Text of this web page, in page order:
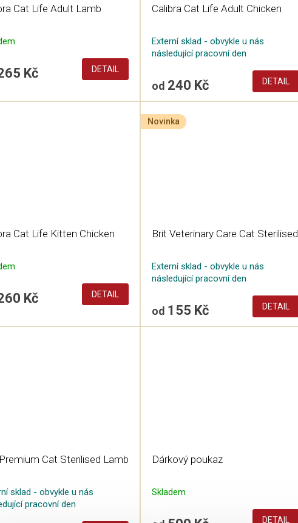
Cat Life Adult Lamb
Kč DETAIL
Calibra Cat Life Adult Chicken
Externí sklad - obvykle u nás
následující pracovní den
od240 Kč DETAIL
Cat Life Kitten Chicken
Kč DETAIL
Novinka
Brit Veterinary Care Cat Sterilised
Externí sklad - obvykle u nás
následující pracovní den
od155 Kč DETAIL
Cat Sterilised Lamb
sklad - obvykle u nás
pracovní den
Dárkový poukaz
Skladem
DETAIL